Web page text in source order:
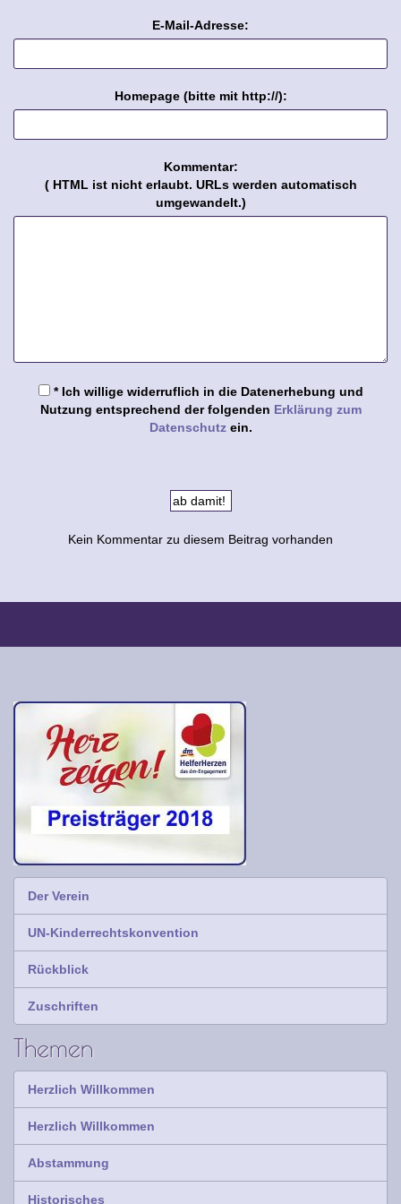
E-Mail-Adresse:
Homepage (bitte mit http://):
Kommentar:
( HTML ist nichterlaubt. URLs werden automatisch
umgewandelt.)
* Ich willige widerruflich in die Datenerhebung und
Nutzung entsprechend der folgenden Erklärung zum
Datenschutzein.
Kein Kommentar zu diesem Beitrag vorhanden
Der Verein
UN-Kinderrechtskonvention
Rückblick
Zuschriften
Themen
Herzlich Willkommen
Herzlich Willkommen
Abstammung
Historisches